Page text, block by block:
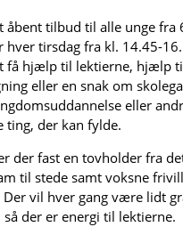
åbent tilbud til alle unge fra
hver tirsdag fra kl. 14.45-
få hjælp til lektierne, hjælp
eller en snak om
eller
ting, der kan fylde.
der fast en tovholder fra
til stede samt voksne
vil hver gang være lidt
der er energi til lektierne.